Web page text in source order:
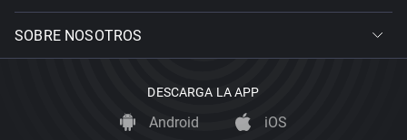
SOBRE NOSOTROS
DESCARGA LA APP
Android iOS